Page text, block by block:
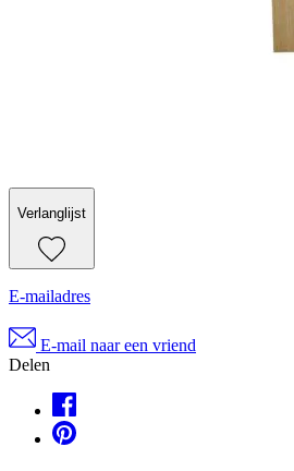
Verlanglijst
E-mailadres
E-mail naar een vriend
Delen